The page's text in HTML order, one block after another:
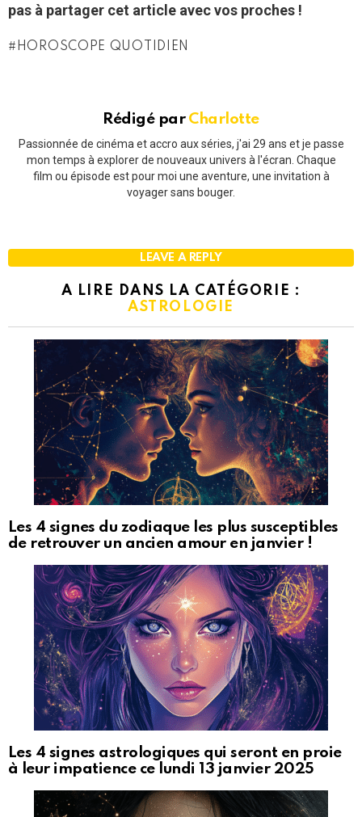
pas à partager cet article avec vos proches !
HOROSCOPE QUOTIDIEN
Rédigé par Charlotte
Passionnée de cinéma et accro aux séries, j'ai 29 ans et je passe
mon temps à explorer de nouveaux univers à l'écran. Chaque
film ou épisode est pour moi une aventure, une invitation à
voyager sans bouger.
LEAVE A REPLY
A LIRE DANS LA CATÉGORIE :
ASTROLOGIE
Les 4 signes du zodiaque les plus susceptibles
de retrouver un ancien amour en janvier !
Les 4 signes astrologiques qui seront en proie
à leur impatience ce lundi 13 janvier 2025